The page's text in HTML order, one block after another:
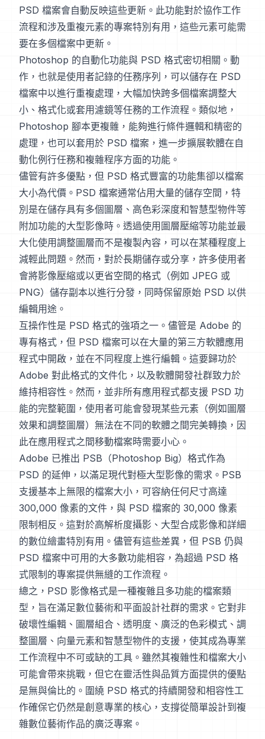
PSD 檔案會自動反映這些更新。此功能對於協作工作
流程和涉及重複元素的專案特別有用，這些元素可能需
要在多個檔案中更新。
Photoshop 的自動化功能與 PSD 格式密切相關。動
作，也就是使用者記錄的任務序列，可以儲存在 PSD
檔案中以進行重複處理，大幅加快跨多個檔案調整大
小、格式化或套用濾鏡等任務的工作流程。類似地，
Photoshop 腳本更複雜，能夠進行條件邏輯和精密的
處理，也可以套用於 PSD 檔案，進一步擴展軟體在自
動化例行任務和複雜程序方面的功能。
儘管有許多優點，但 PSD 格式豐富的功能集卻以檔案
大小為代價。PSD 檔案通常佔用大量的儲存空間，特
別是在儲存具有多個圖層、高色彩深度和智慧型物件等
附加功能的大型影像時。透過使用圖層壓縮等功能並最
大化使用調整圖層而不是複製內容，可以在某種程度上
減輕此問題。然而，對於長期儲存或分享，許多使用者
會將影像壓縮或以更省空間的格式（例如 JPEG 或
PNG）儲存副本以進行分發，同時保留原始 PSD 以供
編輯用途。
互操作性是 PSD 格式的強項之一。儘管是 Adobe 的
專有格式，但 PSD 檔案可以在大量的第三方軟體應用
程式中開啟，並在不同程度上進行編輯。這要歸功於
Adobe 對此格式的文件化，以及軟體開發社群致力於
維持相容性。然而，並非所有應用程式都支援 PSD 功
能的完整範圍，使用者可能會發現某些元素（例如圖層
效果和調整圖層）無法在不同的軟體之間完美轉換，因
此在應用程式之間移動檔案時需要小心。
Adobe 已推出 PSB（Photoshop Big）格式作為
PSD 的延伸，以滿足現代對極大型影像的需求。PSB
支援基本上無限的檔案大小，可容納任何尺寸高達
300,000 像素的文件，與 PSD 檔案的 30,000 像素
限制相反。這對於高解析度攝影、大型合成影像和詳細
的數位繪畫特別有用。儘管有這些差異，但 PSB 仍與
PSD 檔案中可用的大多數功能相容，為超過 PSD 格
式限制的專案提供無縫的工作流程。
總之，PSD 影像格式是一種複雜且多功能的檔案類
型，旨在滿足數位藝術和平面設計社群的需求。它對非
破壞性編輯、圖層組合、透明度、廣泛的色彩模式、調
整圖層、向量元素和智慧型物件的支援，使其成為專業
工作流程中不可或缺的工具。雖然其複雜性和檔案大小
可能會帶來挑戰，但它在靈活性與品質方面提供的優點
是無與倫比的。圍繞 PSD 格式的持續開發和相容性工
作確保它仍然是創意專業的核心，支撐從簡單設計到複
雜數位藝術作品的廣泛專案。